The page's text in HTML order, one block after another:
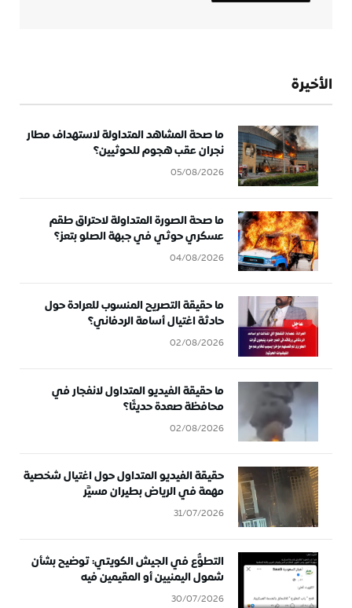
الأخيرة
ما صحة المشاهد المتداولة لاستهداف مطار
نجران عقب هجوم للحوثيين؟
05/08/2026
ما صحة الصورة المتداولة لاحتراق طقم
عسكري حوثي في جبهة الصلو بتعز؟
04/08/2026
ما حقيقة التصريح المنسوب للعرادة حول
حادثة اغتيال أسامة الردفاني؟
02/08/2026
ما حقيقة الفيديو المتداول لانفجار في
محافظة صعدة حديثًا؟
02/08/2026
حقيقة الفيديو المتداول حول اغتيال شخصية
مهمة في الرياض بطيران مسيَّر
31/07/2026
التطوُّع في الجيش الكويتي: توضيح بشأن
شمول اليمنيين أو المقيمين فيه
30/07/2026